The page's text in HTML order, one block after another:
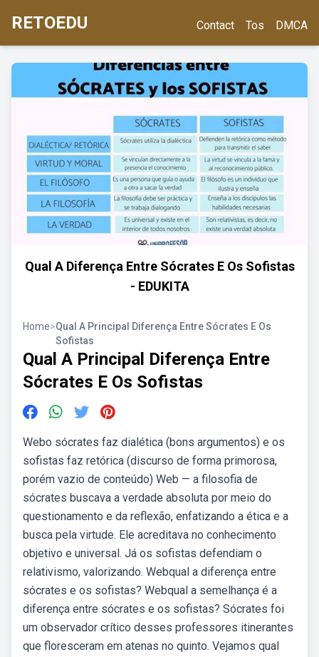
RETOEDU Contact Tos DMCA
Qual A Diferença Entre Sócrates E Os Sofistas
- EDUKITA
Home>Qual A Principal Diferença Entre Sócrates E Os
Sofistas
Qual A Principal Diferença Entre
Sócrates E Os Sofistas
Webo sócrates faz dialética (bons argumentos) e os
sofistas faz retórica (discurso de forma primorosa,
porém vazio de conteúdo) Web — a filosofia de
sócrates buscava a verdade absoluta por meio do
questionamento e da reflexão, enfatizando a ética e a
busca pela virtude. Ele acreditava no conhecimento
objetivo e universal. Já os sofistas defendiam o
relativismo, valorizando. Webqual a diferença entre
sócrates e os sofistas? Webqual a semelhança é a
diferença entre sócrates e os sofistas? Sócrates foi
um observador crítico desses professores itinerantes
que floresceram em atenas no quinto. Vejamos qual